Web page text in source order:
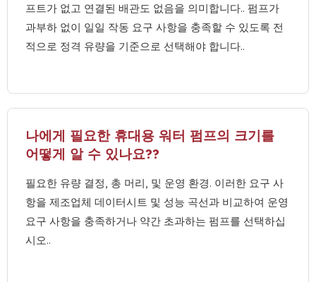
프트가 없고 연결된 배관도 없음을 의미합니다.. 펌프가
과부하 없이 일일 작동 요구 사항을 충족할 수 있도록 전
적으로 정격 유량을 기준으로 선택해야 합니다..
나에게 필요한 휴대용 워터 펌프의 크기를
어떻게 알 수 있나요??
필요한 유량 결정, 총 머리, 및 운영 환경. 이러한 요구 사
항을 제조업체 데이터시트 및 성능 곡선과 비교하여 운영
요구 사항을 충족하거나 약간 초과하는 펌프를 선택하십
시오..